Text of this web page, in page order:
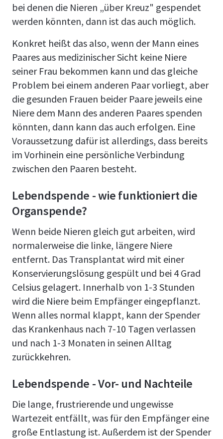
bei denen die Nieren „über Kreuz" gespendet
werden könnten, dann ist das auch möglich.
Konkret heißt das also, wenn der Mann eines
Paares aus medizinischer Sicht keine Niere
seiner Frau bekommen kann und das gleiche
Problem bei einem anderen Paar vorliegt, aber
die gesunden Frauen beider Paare jeweils eine
Niere dem Mann des anderen Paares spenden
könnten, dann kann das auch erfolgen. Eine
Voraussetzung dafür ist allerdings, dass bereits
im Vorhinein eine persönliche Verbindung
zwischen den Paaren besteht.
Lebendspende - wie funktioniert die
Organspende?
Wenn beide Nieren gleich gut arbeiten, wird
normalerweise die linke, längere Niere
entfernt. Das Transplantat wird mit einer
Konservierungslösung gespült und bei 4 Grad
Celsius gelagert. Innerhalb von 1-3 Stunden
wird die Niere beim Empfänger eingepflanzt.
Wenn alles normal klappt, kann der Spender
das Krankenhaus nach 7-10 Tagen verlassen
und nach 1-3 Monaten in seinen Alltag
zurückkehren.
Lebendspende - Vor- und Nachteile
Die lange, frustrierende und ungewisse
Wartezeit entfällt, was für den Empfänger eine
große Entlastung ist. Außerdem ist der Spender